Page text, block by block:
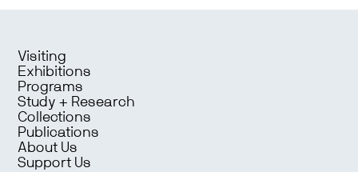
Visiting
Exhibitions
Programs
Study + Research
Collections
Publications
About Us
Support Us